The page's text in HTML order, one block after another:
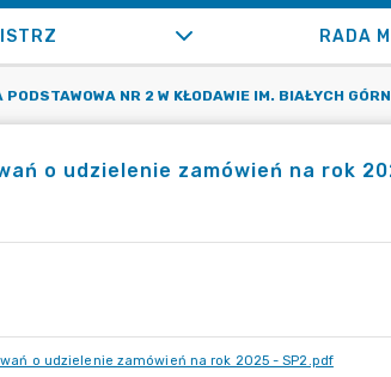
RADA
PODSTAWOWA NR 2 W KŁODAWIE IM. BIAŁYCH
o udzielenie zamówień na rok
o udzielenie zamówień na rok 2025 - SP2.pdf